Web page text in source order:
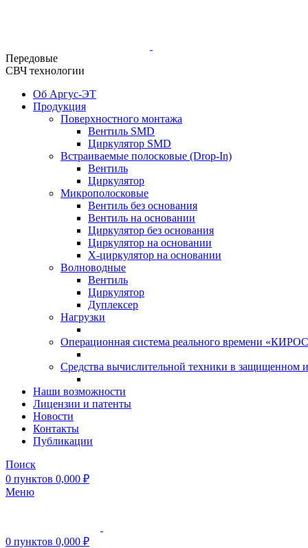
Передовые
СВЧ технологии
Об Аргус-ЭТ
Продукция
Поверхностного монтажа
Вентиль SMD
Циркулятор SMD
Встраиваемые полосковые (Drop-In)
Вентиль
Циркулятор
Микрополосковые
Вентиль без основания
Вентиль на основании
Циркулятор без основания
Циркулятор на основании
Х-циркулятор на основании
Волноводные
Вентиль
Циркулятор
Дуплексер
Нагрузки
Операционная система реального времени
Средства вычислительной техники в защищенном
Наши возможности
Лицензии и патенты
Новости
Контакты
Публикации
Поиск
0 пунктов 0,000 ₽
Меню
0 пунктов 0,000 ₽